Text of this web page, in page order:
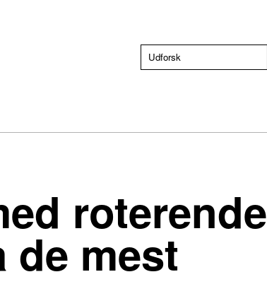
roterende
mest